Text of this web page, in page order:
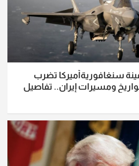
سنغافوريةأميركا تضرب
ومسيرات إيران.. تفاصيل